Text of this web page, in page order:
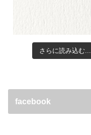
さらに読み込む...
facebook